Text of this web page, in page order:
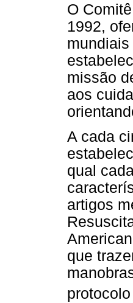
O
1992,
missão
aos
A cada
qual
artigos
que